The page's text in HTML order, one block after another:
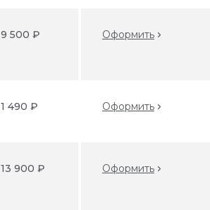
9 500 ₽ Оформить
1 490 ₽ Оформить
13 900 ₽ Оформить